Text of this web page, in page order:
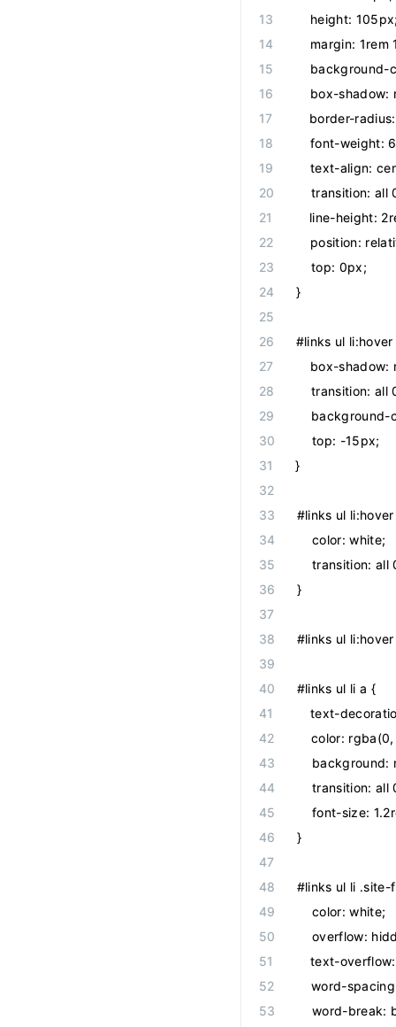
height:
margin: 1rem
background-
box-shadow:
border-
font-weight:
text-align:
transition: all
line-height:
position:
    top: 0px;
}
#links ul li:hover
box-shadow:
transition: all
background-
    top: -15px;
}
#links ul
    color: white;
transition: all
}
#links ul
#links ul li a {
text-
color:
background:
transition: all
font-size:
}
#links ul li
    color: white;
overflow:
text-overflow:
word-
word-break: